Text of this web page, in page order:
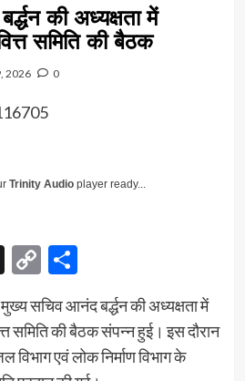
की अध्यक्षता में
समिति की बैठक
2026 0
Trinity Audioplayer ready...
X Copy
Link
Share
सचिव आनंद बर्द्धन की अध्यक्षता में
समिति की बैठक संपन्न हुई। इस दौरान
विभाग एवं लोक निर्माण विभाग के